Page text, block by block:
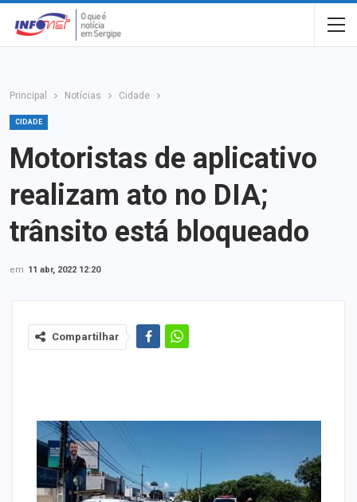
Principal Notícias Cidade
CIDADE
Motoristas de aplicativo
realizam ato no DIA;
trânsito está bloqueado
em 11 abr, 2022 12:20
Compartilhar